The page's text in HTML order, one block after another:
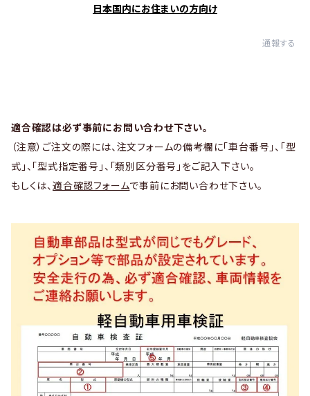
日本国内にお住まいの方向け
通報する
適合確認は必ず事前にお問い合わせ下さい。
（注意）ご注文の際には、注文フォームの備考欄に「車台番号」、「型
式」、「型式指定番号」、「類別区分番号」をご記入下さい。
もしくは、 適合確認フォームで事前にお問い合わせ下さい。